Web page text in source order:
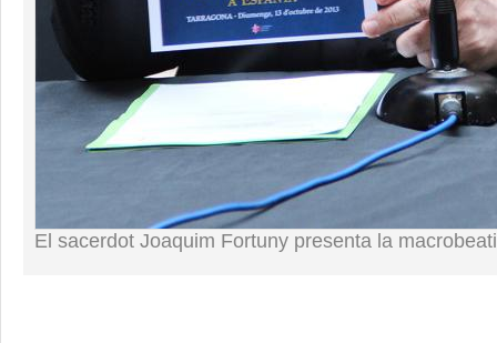
El sacerdot Joaquim Fortuny presenta la